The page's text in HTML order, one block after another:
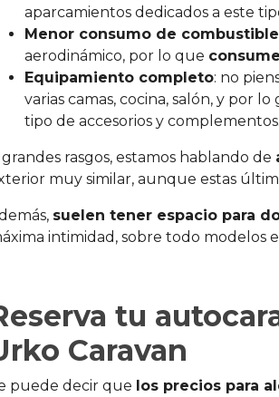
aparcamientos dedicados a este
Menor consumo de combustible
aerodinámico, por lo que
Equipamiento completo: no
varias camas, cocina, salón, y por
tipo de accesorios y complementos.
grandes rasgos, estamos hablando de
muy similar, aunque estas
suelen tener espacio para
intimidad, sobre todo modelos
tu
Caravan
puede decir que los precios para